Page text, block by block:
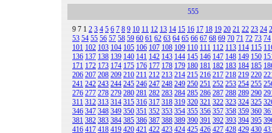
555
9 712 3 4 5 6 7 8 9 10 11 12 13 14 15 16 17 18 19 20 21 22 23 24
53 54 55 56 57 58 59 60 61 62 63 64 65 66 67 68 69 70 71 72 73 74
101 102 103 104 105 106 107 108 109 110 111 112 113 114 115
136 137 138 139 140 141 142 143 144 145 146 147 148 149 150
171 172 173 174 175 176 177 178 179 180 181 182 183 184 185
206 207 208 209 210 211 212 213 214 215 216 217 218 219 220
241 242 243 244 245 246 247 248 249 250 251 252 253 254 255
276 277 278 279 280 281 282 283 284 285 286 287 288 289 290
311 312 313 314 315 316 317 318 319 320 321 322 323 324 325
346 347 348 349 350 351 352 353 354 355 356 357 358 359 360
381 382 383 384 385 386 387 388 389 390 391 392 393 394 395
416 417 418 419 420 421 422 423 424 425 426 427 428 429 430